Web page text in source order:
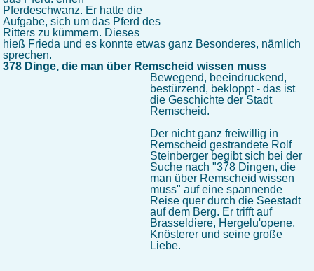
Pferdeschwanz. Er hatte die
Aufgabe, sich um das Pferd des
Ritters zu kümmern. Dieses
hieß Frieda und es konnte etwas ganz Besonderes, nämlich
sprechen.
378 Dinge, die man über Remscheid wissen muss
Bewegend, beeindruckend,
bestürzend, bekloppt - das ist
die Geschichte der Stadt
Remscheid.
Der nicht ganz freiwillig in
Remscheid gestrandete Rolf
Steinberger begibt sich bei der
Suche nach "378 Dingen, die
man über Remscheid wissen
muss" auf eine spannende
Reise quer durch die Seestadt
auf dem Berg. Er trifft auf
Brasseldiere, Hergelu'opene,
Knösterer und seine große
Liebe.